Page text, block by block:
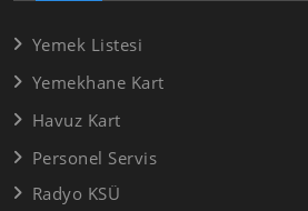
Yemek Listesi
Yemekhane Kart
Havuz Kart
Personel Servis
Radyo KSÜ